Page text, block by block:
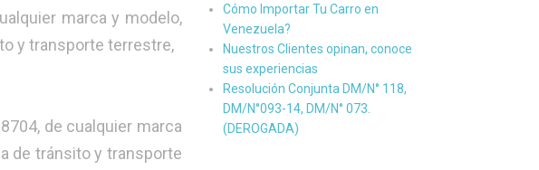
marca y modelo,
y transporte terrestre,
de cualquier marca
de tránsito y transporte
Cómo Importar Tu Carro en
Venezuela?
Nuestros Clientes opinan, conoce
sus experiencias
Resolución Conjunta DM/N° 118,
DM/N°093-14, DM/N° 073.
(DEROGADA)